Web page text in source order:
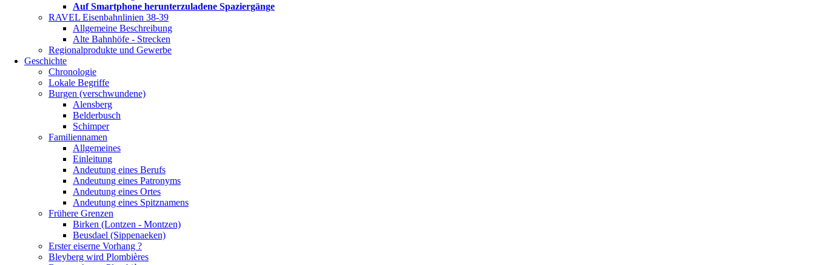
Auf Smartphone herunterzuladene Spaziergänge
RAVEL Eisenbahnlinien 38-39
Allgemeine Beschreibung
Alte Bahnhöfe - Strecken
Regionalprodukte und Gewerbe
Geschichte
Chronologie
Lokale Begriffe
Burgen (verschwundene)
Alensberg
Belderbusch
Schimper
Familiennamen
Allgemeines
Einleitung
Andeutung eines Berufs
Andeutung eines Patronyms
Andeutung eines Ortes
Andeutung eines Spitznamens
Frühere Grenzen
Birken (Lontzen - Montzen)
Beusdael (Sippenaeken)
Erster eiserne Vorhang ?
Bleyberg wird Plombières